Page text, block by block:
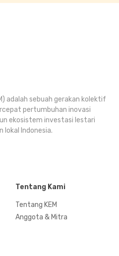
adalah sebuah gerakan kolektif
pertumbuhan inovasi
ekosistem investasi lestari
lokal Indonesia.
Tentang Kami
Tentang KEM
Anggota & Mitra